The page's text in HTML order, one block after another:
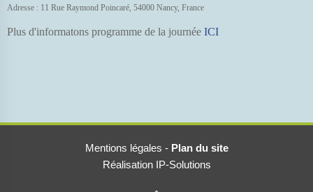
Adresse : 11 Rue Raymond Poincaré, 54000 Nancy, France
Plus d'informatons programme de la journée ICI
Mentions légales - Plan du site
Réalisation IP-Solutions